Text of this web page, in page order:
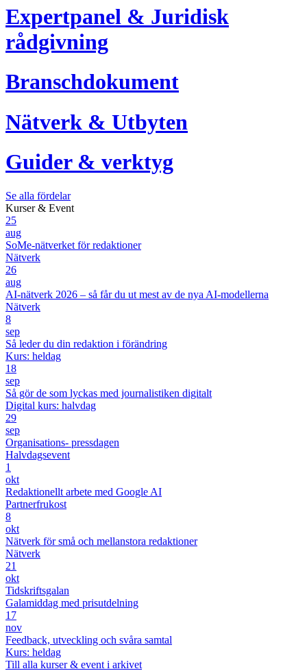
Expertpanel & Juridisk
rådgivning
Branschdokument
Nätverk & Utbyten
Guider & verktyg
Se alla fördelar
Kurser & Event
25
aug
SoMe-nätverket för redaktioner
Nätverk
26
aug
AI-nätverk 2026 – så får du ut mest av de nya AI-modellerna
Nätverk
8
sep
Så leder du din redaktion i förändring
Kurs: heldag
18
sep
Så gör de som lyckas med journalistiken digitalt
Digital kurs: halvdag
29
sep
Organisations- pressdagen
Halvdagsevent
1
okt
Redaktionellt arbete med Google AI
Partnerfrukost
8
okt
Nätverk för små och mellanstora redaktioner
Nätverk
21
okt
Tidskriftsgalan
Galamiddag med prisutdelning
17
nov
Feedback, utveckling och svåra samtal
Kurs: heldag
Till alla kurser & event i arkivet